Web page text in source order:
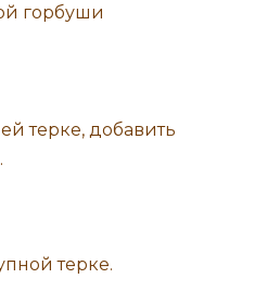
горбуши
терке, добавить
терке.